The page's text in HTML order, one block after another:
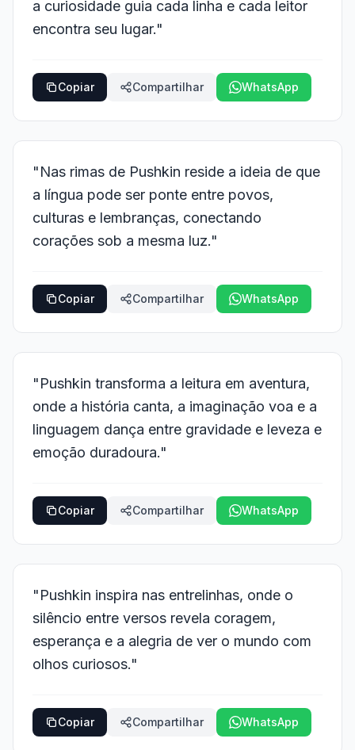
a curiosidade guia cada linha e cada leitor
encontra seu lugar."
Copiar Compartilhar WhatsApp
"Nas rimas de Pushkin reside a ideia de que
a língua pode ser ponte entre povos,
culturas e lembranças, conectando
corações sob a mesma luz."
Copiar Compartilhar WhatsApp
"Pushkin transforma a leitura em aventura,
onde a história canta, a imaginação voa e a
linguagem dança entre gravidade e leveza e
emoção duradoura."
Copiar Compartilhar WhatsApp
"Pushkin inspira nas entrelinhas, onde o
silêncio entre versos revela coragem,
esperança e a alegria de ver o mundo com
olhos curiosos."
Copiar Compartilhar WhatsApp